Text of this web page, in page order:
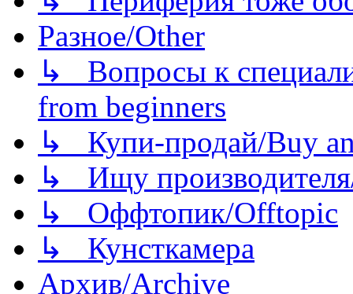
Разное/Other
↳ Вопросы к
from beginners
↳ Купи-продай/Buy
↳ Ищу
↳ Оффтопик/Offtopic
↳ Кунсткамера
Архив/Archive